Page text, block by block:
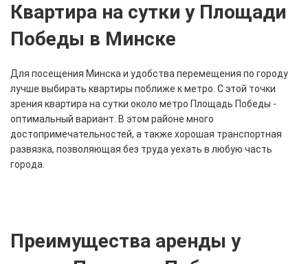
Квартира на сутки у Площади
Победы в Минске
Для посещения Минска и удобства перемещения по городу
лучше выбирать квартиры поближе к метро. С этой точки
зрения квартира на сутки около метро Площадь Победы -
оптимальный вариант. В этом районе много
достопримечательностей, а также хорошая транспортная
развязка, позволяющая без труда уехать в любую часть
города.
Преимущества аренды у